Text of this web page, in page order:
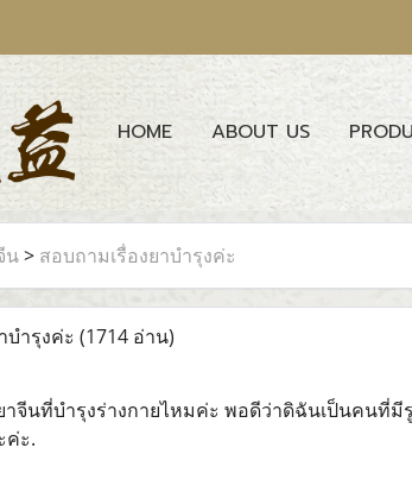
HOME ABOUT US
น> สอบถามเรื่องยาบำรุงค่ะ
บำรุงค่ะ (1714 อ่าน)
จีนที่บำรุงร่างกายไหมค่ะ พอดีว่าดิฉันเป็นคนที่
ค่ะ.